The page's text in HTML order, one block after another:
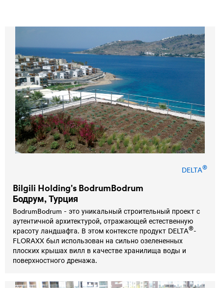
DELTA®
Bilgili Holding's BodrumBodrum
Бодрум, Турция
BodrumBodrum - это уникальный строительный проект с
аутентичной архитектурой, отражающей естественную
красоту ландшафта. В этом контексте продукт DELTA®-
FLORAXX был использован на сильно озелененных
плоских крышах вилл в качестве хранилища воды и
поверхностного дренажа.